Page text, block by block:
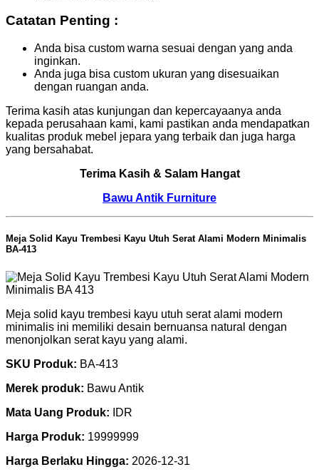
Catatan Penting :
Anda bisa custom warna sesuai dengan yang anda
inginkan.
Anda juga bisa custom ukuran yang disesuaikan
dengan ruangan anda.
Terima kasih atas kunjungan dan kepercayaanya anda
kepada perusahaan kami, kami pastikan anda mendapatkan
kualitas produk mebel jepara yang terbaik dan juga harga
yang bersahabat.
Terima Kasih & Salam Hangat
Bawu Antik Furniture
Meja Solid Kayu Trembesi Kayu Utuh Serat Alami Modern Minimalis
BA-413
Meja solid kayu trembesi kayu utuh serat alami modern
minimalis ini memiliki desain bernuansa natural dengan
menonjolkan serat kayu yang alami.
SKU Produk: BA-413
Merek produk: Bawu Antik
Mata Uang Produk:
IDR
Harga Produk: 19999999
Harga Berlaku Hingga: 2026-12-31